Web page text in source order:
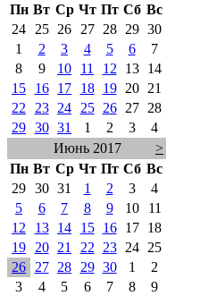
Пн Вт Ср Чт Пт Сб Вс
24
25 26 27 28 29 30
1
2 3 4 5 6
7
8
9 10 11 12 13
14
15
16 17 18 19 20
21
22
23 24 25 26 27
28
29 30 31 1 2 3
4
Июнь 2017
>
Пн Вт Ср Чт Пт Сб Вс
29 30 31 1 2 3
4
5
6 7 8 9 10
11
12
13 14 15 16 17
18
19
20 21 22 23 24
25
26
27 28 29 30 1
2
3
4 5 6 7 8 9